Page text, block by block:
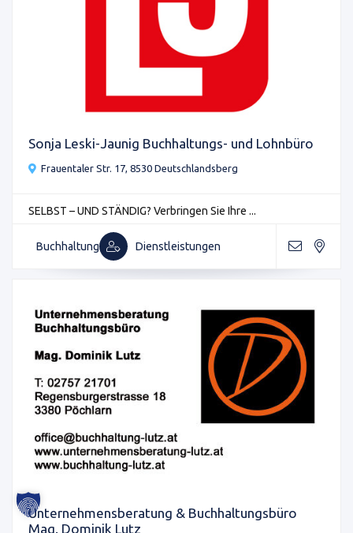
Sonja Leski-Jaunig Buchhaltungs- und Lohnbüro
Frauentaler Str. 17, 8530 Deutschlandsberg
SELBST – UND STÄNDIG? Verbringen Sie Ihre ...
Buchhaltung Dienstleistungen
Unternehmensberatung & Buchhaltungsbüro
Mag. Dominik Lutz